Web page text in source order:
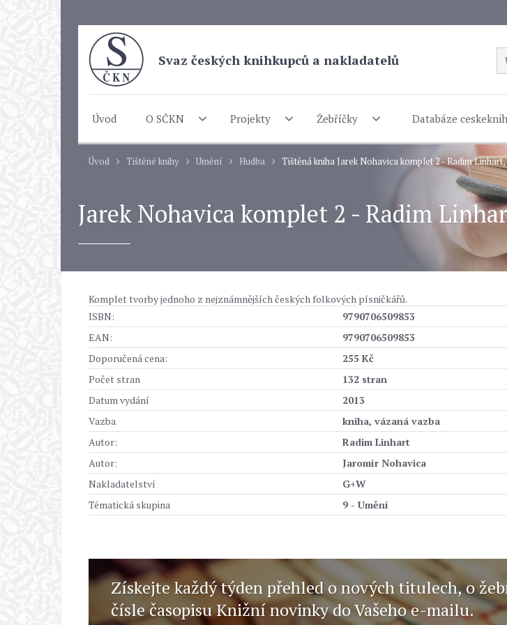
Svaz českých knihkupců a nakladatelů
Úvod O SČKN Projekty Žebříčky Databáze
Úvod Tištěné knihy Umění Hudba Tištěná kniha Jarek Nohavica komplet 2 - Radim
Jarek Nohavica komplet 2 - Radim
Komplet tvorby jednoho z nejznámnějších českých folkových písničkářů.
ISBN:
9790706509853
EAN:
9790706509853
Doporučená cena:
255 Kč
Počet stran
132 stran
Datum vydání
2013
Vazba
kniha, vázaná vazba
Autor:
Radim Linhart
Autor:
Jaromír Nohavica
Nakladatelství
G+W
Tématická skupina
9 - Umění
Získejte každý týden přehled o nových titulech, o
čísle časopisu Knižní novinky do Vašeho e-mailu.